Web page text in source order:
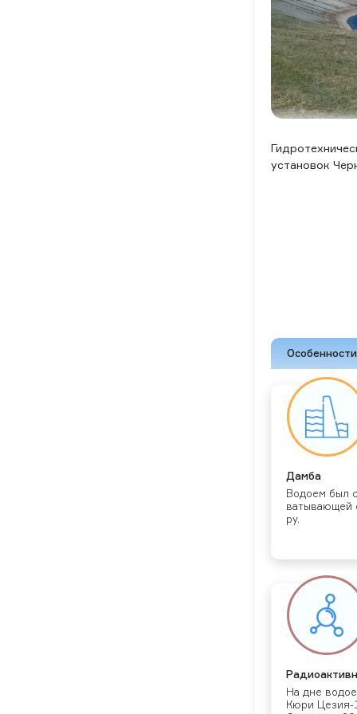
установок
Особенности
Дам­ба
Во­до­ем был
ва­тыва­ющей
ру.
На дне
Кю­ри Це­зия-